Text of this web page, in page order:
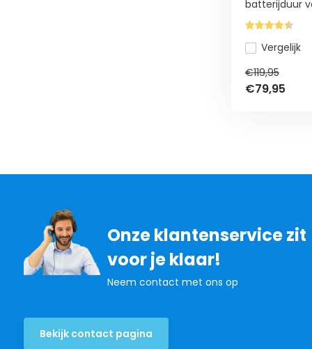
batterijduur
Vergelijk
€119,95
€79,95
Onze klantenservice zit
voor je klaar!
Neem contact met ons op
Bekijk contact pagina